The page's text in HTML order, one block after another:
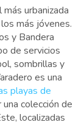
urbanizada
más jóvenes.
y Bandera
de servicios
sombrillas y
es una
playas de
colección de
localizadas